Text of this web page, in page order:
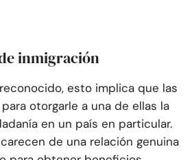
inmigración
esto implica que las
otorgarle a una de ellas la
en un país en particular.
de una relación genuina